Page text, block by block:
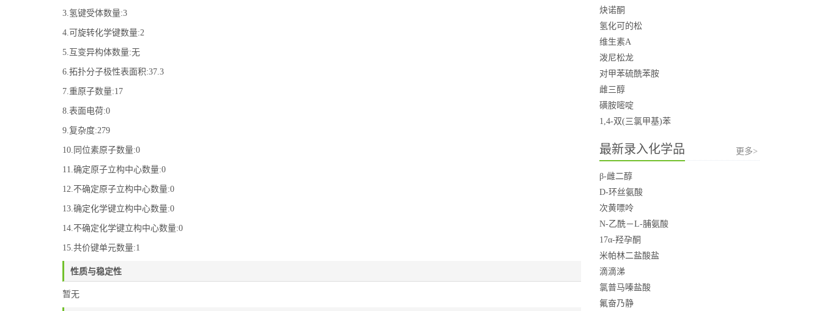
3.氢键受体数量:3
4.可旋转化学键数量:2
5.互变异构体数量:无
6.拓扑分子极性表面积:37.3
7.重原子数量:17
8.表面电荷:0
9.复杂度:279
10.同位素原子数量:0
11.确定原子立构中心数量:0
12.不确定原子立构中心数量:0
13.确定化学键立构中心数量:0
14.不确定化学键立构中心数量:0
15.共价键单元数量:1
性质与稳定性
暂无
炔诺酮
氢化可的松
维生素A
泼尼松龙
对甲苯硫酰苯胺
雌三醇
磺胺嘧啶
1,4-双(三氯甲基)苯
最新录入化学品 更多>
β-雌二醇
D-环丝氨酸
次黄嘌呤
N-乙酰－L-脯氨酸
17α-羟孕酮
米帕林二盐酸盐
滴滴涕
氯普马嗪盐酸
氟奋乃静